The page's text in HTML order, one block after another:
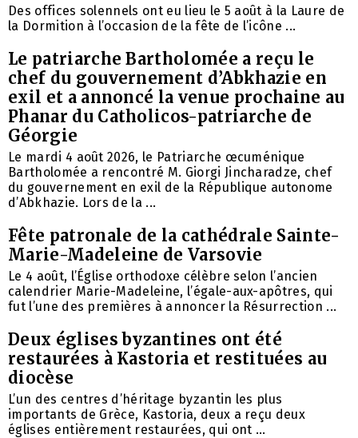
Des offices solennels ont eu lieu le 5 août à la Laure de
la Dormition à l’occasion de la fête de l’icône ...
Le patriarche Bartholomée a reçu le
chef du gouvernement d’Abkhazie en
exil et a annoncé la venue prochaine au
Phanar du Catholicos-patriarche de
Géorgie
Le mardi 4 août 2026, le Patriarche œcuménique
Bartholomée a rencontré M. Giorgi Jincharadze, chef
du gouvernement en exil de la République autonome
d’Abkhazie. Lors de la ...
Fête patronale de la cathédrale Sainte-
Marie-Madeleine de Varsovie
Le 4 août, l’Église orthodoxe célèbre selon l’ancien
calendrier Marie-Madeleine, l’égale-aux-apôtres, qui
fut l’une des premières à annoncer la Résurrection ...
Deux églises byzantines ont été
restaurées à Kastoria et restituées au
diocèse
L’un des centres d’héritage byzantin les plus
importants de Grèce, Kastoria, deux a reçu deux
églises entièrement restaurées, qui ont ...